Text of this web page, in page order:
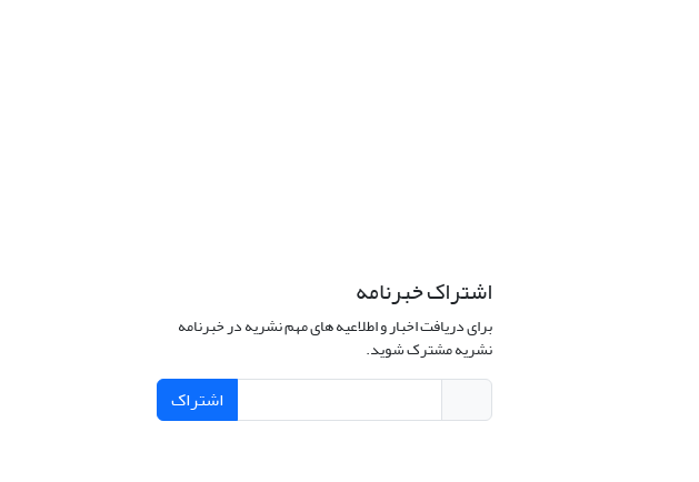
اشتراک خبرنامه
برای دریافت اخبار و اطلاعیه های مهم نشریه در خبرنامه
نشریه مشترک شوید.
اشتراک